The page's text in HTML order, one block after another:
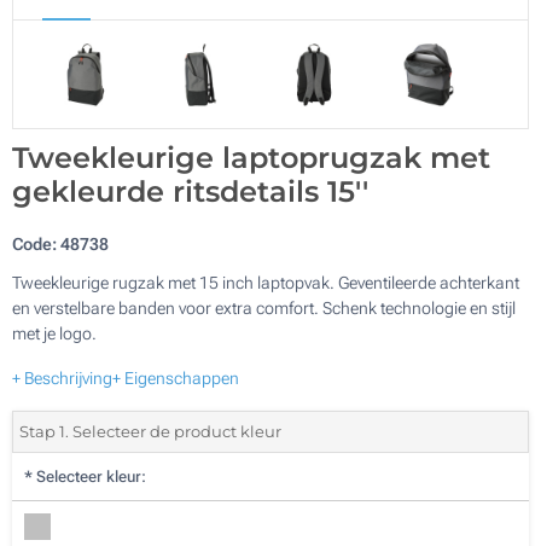
Tweekleurige laptoprugzak met
gekleurde ritsdetails 15''
Code:48738
Tweekleurige rugzak met 15 inch laptopvak. Geventileerde achterkant
en verstelbare banden voor extra comfort. Schenk technologie en stijl
met je logo.
+ Beschrijving+ Eigenschappen
Stap 1. Selecteer de product kleur
* Selecteer kleur: